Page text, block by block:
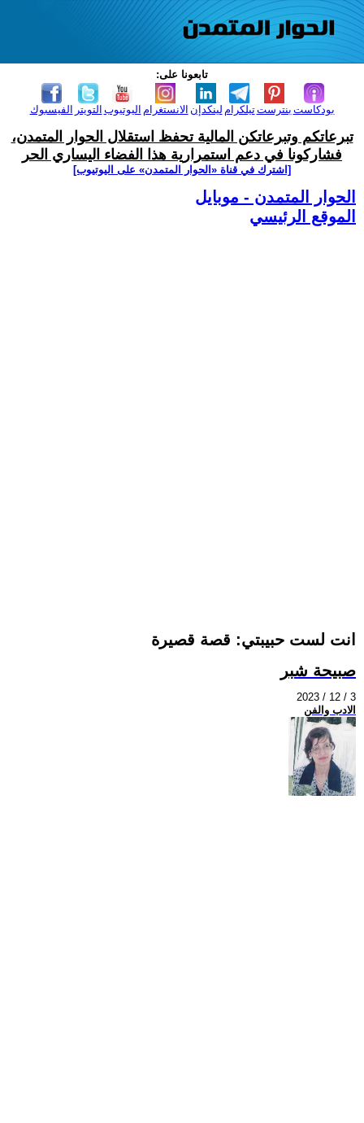
تابعونا على:
الفيسبوك التويتر اليوتيوب الانستغرام لينكدإن تيلكرامبنترست بودكاست
تبرعاتكم وتبرعاتكن المالية تحفظ استقلال الحوار المتمدن،
فشاركونا في دعم استمرارية هذا الفضاء اليساري الحر
[اشترك في قناة ‫«الحوار المتمدن» على اليوتيوب]
الحوار المتمدن - موبايل
الموقع الرئيسي
انت لست حبيبتي: قصة قصيرة
صبيحة شبر
2023 / 12 / 3
الادب والفن